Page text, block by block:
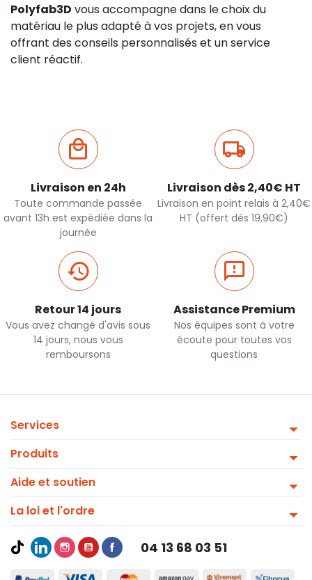
Polyfab3D vous accompagne dans le choix du
matériau le plus adapté à vos projets, en vous
offrant des conseils personnalisés et un service
client réactif.
Livraison en 24h
Toute commande passée
avant 13h est expédiée dans la
journée
Livraison dès 2,40€ HT
Livraison en point relais à 2,40€
HT (offert dès 19,90€)
Retour 14 jours
Vous avez changé d'avis sous
14 jours, nous vous
remboursons
Assistance Premium
Nos équipes sont à votre
écoute pour toutes vos
questions
Services
Produits
Aide et soutien
La loi et l'ordre
04 13 68 03 51